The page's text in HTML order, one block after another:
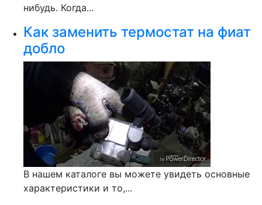
нибудь. Когда...
Как заменить термостат на фиат
добло
В нашем каталоге вы можете увидеть основные
характеристики и то,...